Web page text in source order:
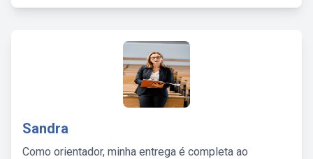
Sandra
Como orientador, minha entrega é completa ao